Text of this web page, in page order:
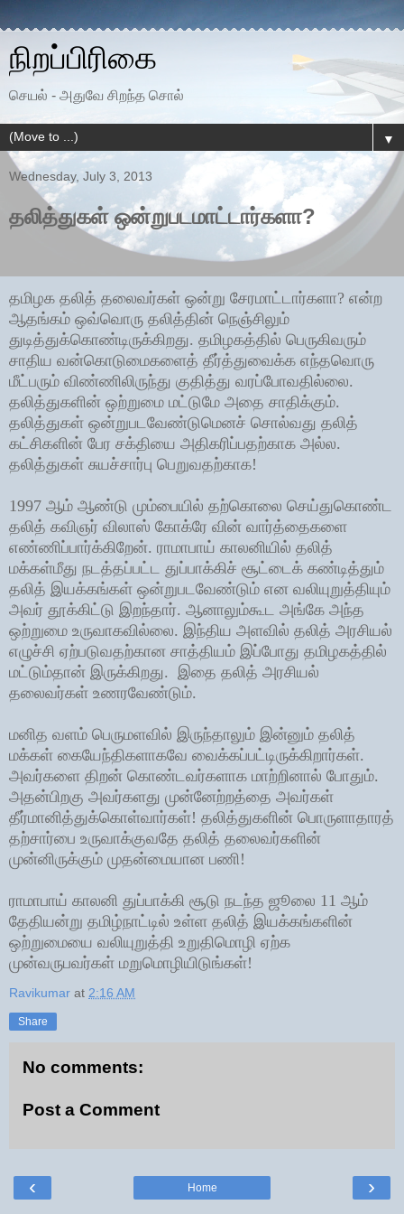
நிறப்பிரிகை
செயல் - அதுவே சிறந்த சொல்
▼
Wednesday, July 3, 2013
தலித்துகள் ஒன்றுபடமாட்டார்களா?
தமிழக தலித் தலைவர்கள் ஒன்று சேரமாட்டார்களா? என்ற
ஆதங்கம் ஒவ்வொரு தலித்தின் நெஞ்சிலும்
துடித்துக்கொண்டிருக்கிறது. தமிழகத்தில் பெருகிவரும்
சாதிய வன்கொடுமைகளைத் தீர்த்துவைக்க எந்தவொரு
மீட்பரும் விண்ணிலிருந்து குதித்து வரப்போவதில்லை.
தலித்துகளின் ஒற்றுமை மட்டுமே அதை சாதிக்கும்.
தலித்துகள் ஒன்றுபடவேண்டுமெனச் சொல்வது தலித்
கட்சிகளின் பேர சக்தியை அதிகரிப்பதற்காக அல்ல.
தலித்துகள் சுயச்சார்பு பெறுவதற்காக!
1997 ஆம் ஆண்டு மும்பையில் தற்கொலை செய்துகொண்ட
தலித் கவிஞர் விலாஸ் கோக்ரே வின் வார்த்தைகளை
எண்ணிப்பார்க்கிறேன். ராமாபாய் காலனியில் தலித்
மக்கள்மீது நடத்தப்பட்ட துப்பாக்கிச் சூட்டைக் கண்டித்தும்
தலித் இயக்கங்கள் ஒன்றுபடவேண்டும் என வலியுறுத்தியும்
அவர் தூக்கிட்டு இறந்தார். ஆனாலும்கூட அங்கே அந்த
ஒற்றுமை உருவாகவில்லை. இந்திய அளவில் தலித் அரசியல்
எழுச்சி ஏற்படுவதற்கான சாத்தியம் இப்போது தமிழகத்தில்
மட்டும்தான் இருக்கிறது. இதை தலித் அரசியல்
தலைவர்கள் உணரவேண்டும்.
மனித வளம் பெருமளவில் இருந்தாலும் இன்னும் தலித்
மக்கள் கையேந்திகளாகவே வைக்கப்பட்டிருக்கிறார்கள்.
அவர்களை திறன் கொண்டவர்களாக மாற்றினால் போதும்.
அதன்பிறகு அவர்களது முன்னேற்றத்தை அவர்கள்
தீர்மானித்துக்கொள்வார்கள்! தலித்துகளின் பொருளாதாரத்
தற்சார்பை உருவாக்குவதே தலித் தலைவர்களின்
முன்னிருக்கும் முதன்மையான பணி!
ராமாபாய் காலனி துப்பாக்கி சூடு நடந்த ஜூலை 11 ஆம்
தேதியன்று தமிழ்நாட்டில் உள்ள தலித் இயக்கங்களின்
ஒற்றுமையை வலியுறுத்தி உறுதிமொழி ஏற்க
முன்வருபவர்கள் மறுமொழியிடுங்கள்!
Ravikumar at 2:16 AM
Share
No comments:
Post a Comment
‹ ›
Home